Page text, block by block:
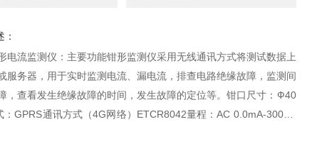
电流监测仪：主要功能钳形监测仪采用无线通讯方式将测试数据上
服务器，用于实时监测电流、漏电流，排查电路绝缘故障，监测间
，查看发生绝缘故障的时间，发生故障的定位等。钳口尺寸：Ф40
：GPRS通讯方式（4G网络）ETCR8042量程：AC 0.0mA-300AE